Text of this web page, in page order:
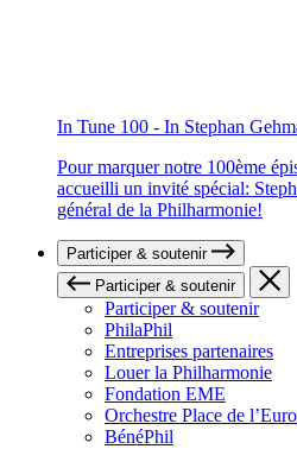
In Tune 100 - In Stephan
Pour marquer notre 100ème
accueilli un invité spécial:
général de la Philharmonie!
Participer & soutenir
Participer & soutenir
Participer & soutenir
PhilaPhil
Entreprises partenaires
Louer la Philharmonie
Fondation EME
Orchestre Place de
BénéPhil